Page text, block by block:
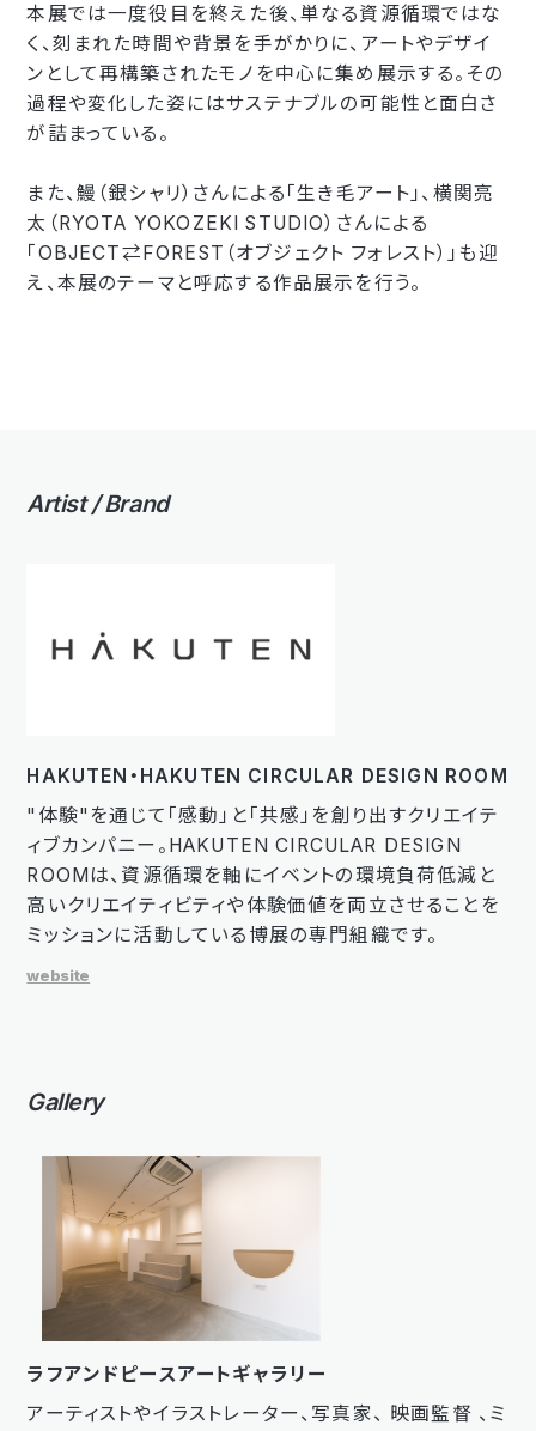
本展では一度役目を終えた後、単なる資源循環ではな
く、刻まれた時間や背景を手がかりに、アートやデザイ
ンとして再構築されたモノを中心に集め展示する。その
過程や変化した姿にはサステナブルの可能性と面白さ
が詰まっている。
また、鰻（銀シャリ）さんによる「生き毛アート」、横関亮
太（RYOTA YOKOZEKI STUDIO）さんによる
「OBJECT⇄FOREST（オブジェクト フォレスト）」も迎
え、本展のテーマと呼応する作品展示を行う。
Artist / Brand
HAKUTEN・HAKUTEN CIRCULAR DESIGN ROOM
"体験"を通じて「感動」と「共感」を創り出すクリエイテ
ィブカンパニー。HAKUTEN CIRCULAR DESIGN
ROOMは、資源循環を軸にイベントの環境負荷低減と
高いクリエイティビティや体験価値を両立させることを
ミッションに活動している博展の専門組織です。
website
Gallery
ラフアンドピースアートギャラリー
アーティストやイラストレーター、写真家、 映画監督 、ミ